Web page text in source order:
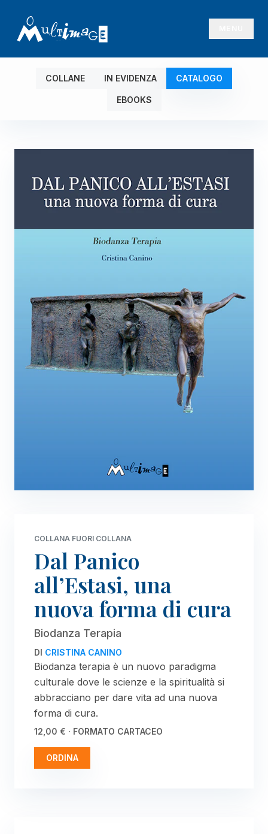
COLLANE IN EVIDENZA CATALOGO
EBOOKS
COLLANA FUORI COLLANA
Dal Panico
all’Estasi, una
nuova forma di cura
Biodanza Terapia
DI CRISTINA CANINO
Biodanza terapia è un nuovo paradigma
culturale dove le scienze e la spiritualità si
abbracciano per dare vita ad una nuova
forma di cura.
12,00 € · FORMATO CARTACEO
ORDINA